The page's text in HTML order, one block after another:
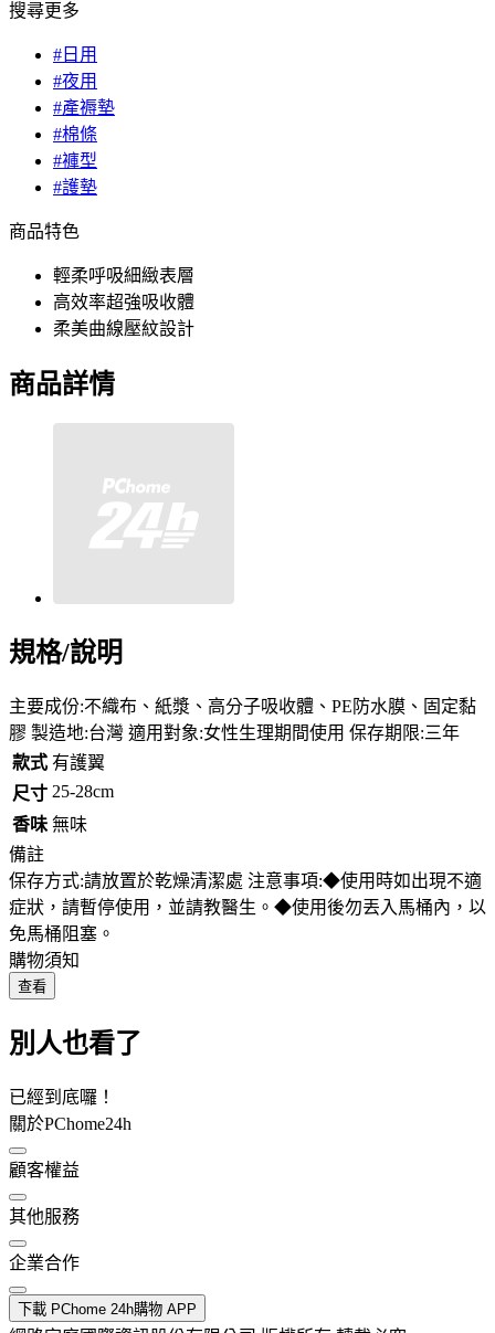
搜尋更多
#日用
#夜用
#產褥墊
#棉條
#褲型
#護墊
商品特色
輕柔呼吸細緻表層
高效率超強吸收體
柔美曲線壓紋設計
商品詳情
規格/說明
主要成份:不織布、紙漿、高分子吸收體、PE防水膜、固定黏
膠 製造地:台灣 適用對象:女性生理期間使用 保存期限:三年
款式 有護翼
尺寸 25-28cm
香味 無味
備註
保存方式:請放置於乾燥清潔處 注意事項:◆使用時如出現不適
症狀，請暫停使用，並請教醫生。◆使用後勿丟入馬桶內，以
免馬桶阻塞。
購物須知
查看
別人也看了
已經到底囉！
關於PChome24h
顧客權益
其他服務
企業合作
下載 PChome 24h購物 APP